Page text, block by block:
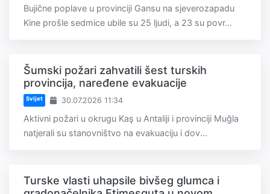
Bujične poplave u provinciji Gansu na sjeverozapadu
Kine prošle sedmice ubile su 25 ljudi, a 23 su povr...
Šumski požari zahvatili šest turskih
provincija, naređene evakuacije
Svijet 30.07.2026 11:34
Aktivni požari u okrugu Kaş u Antaliji i provinciji Muğla
natjerali su stanovništvo na evakuaciju i dov...
Turske vlasti uhapsile bivšeg glumca i